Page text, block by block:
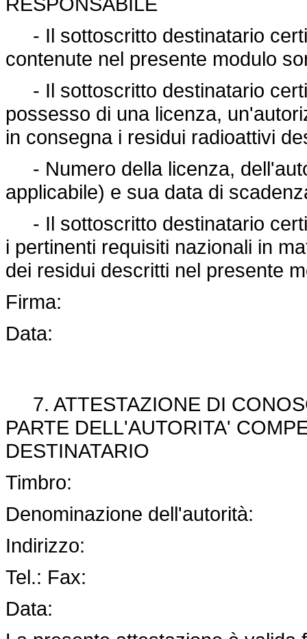
- Il sottoscritto destinatario
contenute nel presente modulo
- Il sottoscritto destinatario
possesso di una licenza,
in consegna i residui radioattivi
- Numero della licenza,
applicabile) e sua data di
- Il sottoscritto destinatario
i pertinenti requisiti nazionali in
dei residui descritti nel presente
Firma:
Data:
7. ATTESTAZIONE DI
PARTE DELL'AUTORITA'
DESTINATARIO
Timbro:
Denominazione dell'autorità:
Indirizzo:
Tel.: Fax:
Data: